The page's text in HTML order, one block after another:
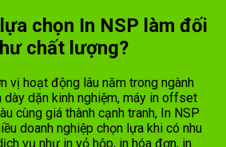
chọn In NSP làm đối
chất lượng?
vị hoạt động lâu năm trong ngành
dày dặn kinh nghiệm, máy in offset
cùng giá thành cạnh tranh, In NSP
doanh nghiệp chọn lựa khi có nhu
vụ như in vỏ hộp, in hóa đơn, in